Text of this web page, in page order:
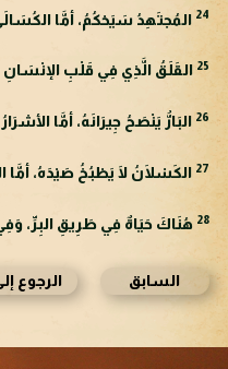
24 المُجتَهِدُ سَيَحْكُمُ، أمَّا
25 القَلَقُ الَّذِي فِي قَلْبِ الإنْسَانِ
26 البَارُّ يَنْصَحُ جِيرَانَهُ، أمَّا
27 الكَسْلَانُ لَا يَطْبُخُ صَيْدَهُ، أمَّا
28 هُنَاكَ حَيَاةٌ فِي طَرِيقِ البِرِّ،
السابق الرجوع